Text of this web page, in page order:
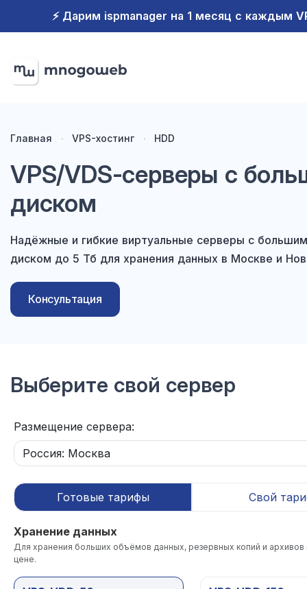
⚡️ Дарим ispmanager на 1 месяц с каждым
Главная VPS-хостинг HDD
VPS/VDS-серверы с
диском
Надёжные и гибкие виртуальные серверы с
диском до 5 Тб для хранения данных в Москве и
Консультация
Выберите свой сервер